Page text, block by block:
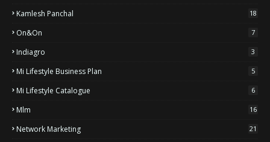
Kamlesh Panchal 18
On&on 7
Indiagro 3
Mi Lifestyle Business Plan 5
Mi Lifestyle Catalogue 6
Mlm 16
Network Marketing 21